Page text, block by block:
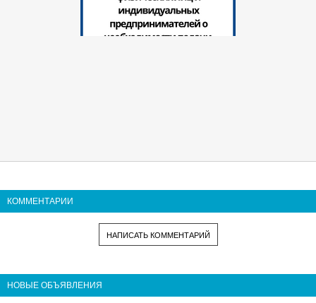
КОММЕНТАРИИ
НАПИСАТЬ КОММЕНТАРИЙ
НОВЫЕ ОБЪЯВЛЕНИЯ